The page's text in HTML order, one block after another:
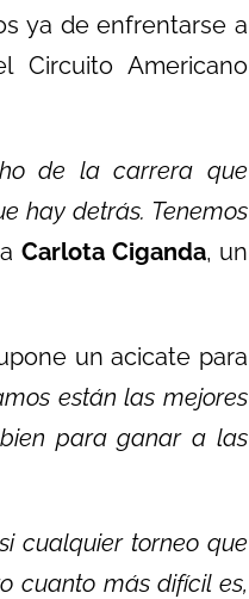
ya de enfrentarse a
Circuito Americano
de la carrera que
hay detrás. Tenemos
Carlota Ciganda, un
un acicate para
están las mejores
para ganar a las
cualquier torneo que
cuanto más difícil es,